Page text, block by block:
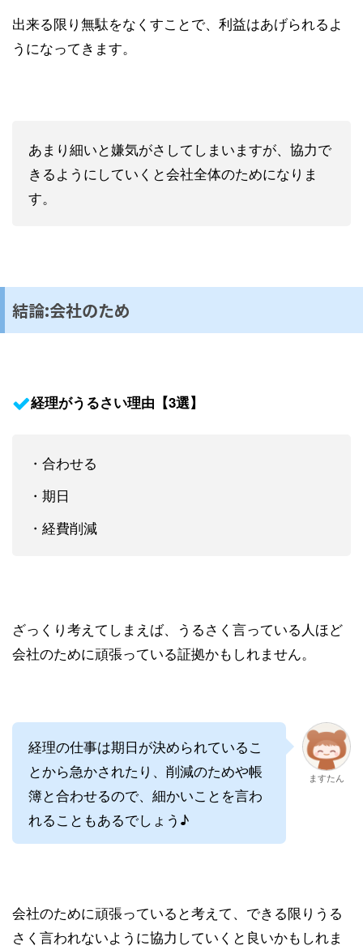
出来る限り無駄をなくすことで、利益はあげられるよ
うになってきます。
あまり細いと嫌気がさしてしまいますが、協力で
きるようにしていくと会社全体のためになりま
す。
結論:会社のため
経理がうるさい理由【3選】
・合わせる
・期日
・経費削減
ざっくり考えてしまえば、うるさく言っている人ほど
会社のために頑張っている証拠かもしれません。
経理の仕事は期日が決められているこ
とから急かされたり、削減のためや帳
簿と合わせるので、細かいことを言わ
れることもあるでしょう♪
ますたん
会社のために頑張っていると考えて、できる限りうる
さく言われないように協力していくと良いかもしれま